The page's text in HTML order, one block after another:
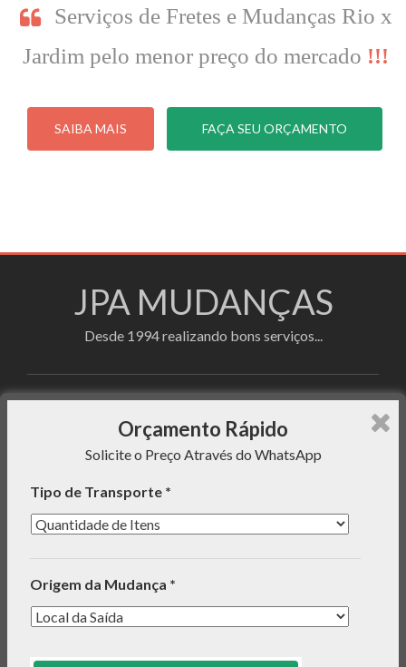
Serviços de Fretes e Mudanças Rio x
Jardim pelo menor preço do mercado !!!
SAIBA MAIS FAÇA SEU ORÇAMENTO
JPA MUDANÇAS
Desde 1994 realizando bons serviços...
orçamento rápido e enviaremos uma mensagem com o
preço do serviço para seu WhatsApp!
INFORMAÇÕES
Orçamento Rápido
Solicite o Preço Através do WhatsApp
Tipo de Transporte *
Origem da Mudança *